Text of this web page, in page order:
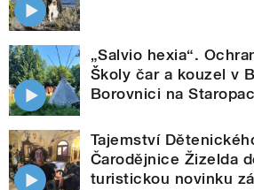
„Salvio hexia“.
Školy čar a kouzel v
Borovnici na
Tajemství
Čarodějnice Žizelda
turistickou novinku